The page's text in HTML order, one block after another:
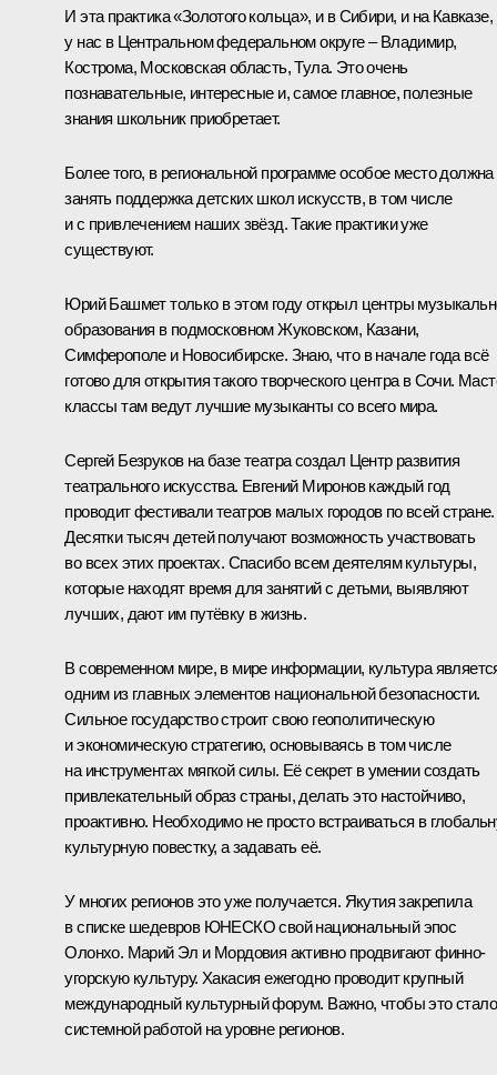
И эта практика «Золотого кольца», и в Сибири, и на Кавказе,
у нас в Центральном федеральном округе – Владимир,
Кострома, Московская область, Тула. Это очень
познавательные, интересные и, самое главное, полезные
знания школьник приобретает.
Более того, в региональной программе особое место должна
занять поддержка детских школ искусств, в том числе
и с привлечением наших звёзд. Такие практики уже
существуют.
Юрий Башмет только в этом году открыл центры
образования в подмосковном Жуковском, Казани,
Симферополе и Новосибирске. Знаю, что в начале года всё
готово для открытия такого творческого центра в Сочи.
классы там ведут лучшие музыканты со всего мира.
Сергей Безруков на базе театра создал Центр развития
театрального искусства. Евгений Миронов каждый год
проводит фестивали театров малых городов по всей стране.
Десятки тысяч детей получают возможность участвовать
во всех этих проектах. Спасибо всем деятелям культуры,
которые находят время для занятий с детьми, выявляют
лучших, дают им путёвку в жизнь.
В современном мире, в мире информации, культура
одним из главных элементов национальной безопасности.
Сильное государство строит свою геополитическую
и экономическую стратегию, основываясь в том числе
на инструментах мягкой силы. Её секрет в умении создать
привлекательный образ страны, делать это настойчиво,
проактивно. Необходимо не просто встраиваться в
культурную повестку, а задавать её.
У многих регионов это уже получается. Якутия закрепила
в списке шедевров ЮНЕСКО свой национальный эпос
Олонхо. Марий Эл и Мордовия активно продвигают финно-
угорскую культуру. Хакасия ежегодно проводит крупный
международный культурный форум. Важно, чтобы это стало
системной работой на уровне регионов.